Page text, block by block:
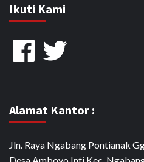
Ikuti Kami
FacebookTwitter
Alamat Kantor :
Jln. Raya Ngabang Pontianak
Desa Amboyo Inti Kec.